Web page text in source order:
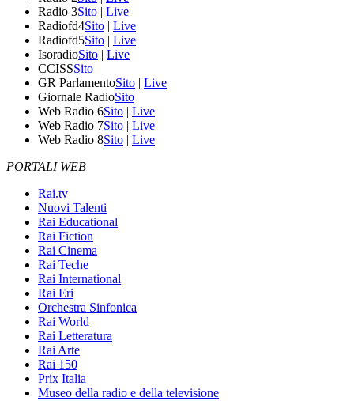
Radio 3Sito | Live
Radiofd4Sito | Live
Radiofd5Sito | Live
IsoradioSito | Live
CCISSSito
GR ParlamentoSito | Live
Giornale RadioSito
Web Radio 6Sito | Live
Web Radio 7Sito | Live
Web Radio 8Sito | Live
PORTALI WEB
Rai.tv
Nuovi Talenti
Rai Educational
Rai Fiction
Rai Cinema
Rai Teche
Rai International
Rai Eri
Orchestra Sinfonica
Rai World
Rai Letteratura
Rai Arte
Rai 150
Prix Italia
Museo della radio e della televisione